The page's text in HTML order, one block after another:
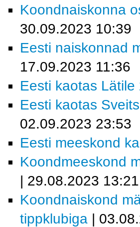
Koondnaiskonna
30.09.2023 10:39
Eesti naiskonnad
17.09.2023 11:36
Eesti kaotas Lätile
Eesti kaotas
02.09.2023 23:53
Eesti meeskond
Koondmeeskond
| 29.08.2023 13:21
Koondnaiskond
tippklubiga |